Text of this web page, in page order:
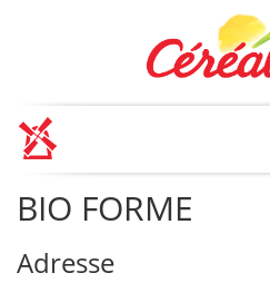
BIO FORME
Adresse